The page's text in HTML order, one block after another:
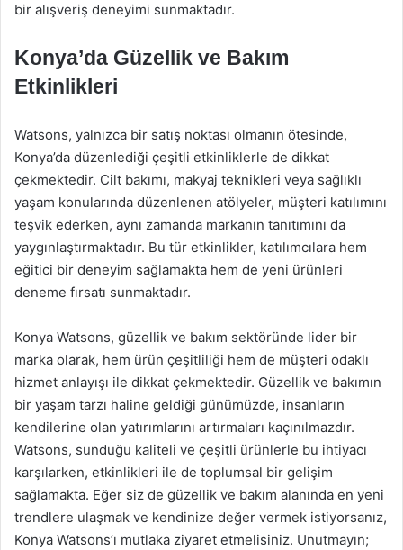
bir alışveriş deneyimi sunmaktadır.
Konya’da Güzellik ve Bakım
Etkinlikleri
Watsons, yalnızca bir satış noktası olmanın ötesinde,
Konya’da düzenlediği çeşitli etkinliklerle de dikkat
çekmektedir. Cilt bakımı, makyaj teknikleri veya sağlıklı
yaşam konularında düzenlenen atölyeler, müşteri katılımını
teşvik ederken, aynı zamanda markanın tanıtımını da
yaygınlaştırmaktadır. Bu tür etkinlikler, katılımcılara hem
eğitici bir deneyim sağlamakta hem de yeni ürünleri
deneme fırsatı sunmaktadır.
Konya Watsons, güzellik ve bakım sektöründe lider bir
marka olarak, hem ürün çeşitliliği hem de müşteri odaklı
hizmet anlayışı ile dikkat çekmektedir. Güzellik ve bakımın
bir yaşam tarzı haline geldiği günümüzde, insanların
kendilerine olan yatırımlarını artırmaları kaçınılmazdır.
Watsons, sunduğu kaliteli ve çeşitli ürünlerle bu ihtiyacı
karşılarken, etkinlikleri ile de toplumsal bir gelişim
sağlamakta. Eğer siz de güzellik ve bakım alanında en yeni
trendlere ulaşmak ve kendinize değer vermek istiyorsanız,
Konya Watsons’ı mutlaka ziyaret etmelisiniz. Unutmayın;